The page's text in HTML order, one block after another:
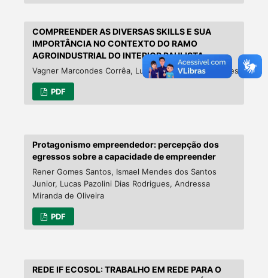
COMPREENDER AS DIVERSAS SKILLS E SUA
IMPORTÂNCIA NO CONTEXTO DO RAMO
AGROINDUSTRIAL DO INTERIOR PAULISTA
Vagner Marcondes Corrêa, Luiza Helena Giraud Borges
PDF
Protagonismo empreendedor: percepção dos
egressos sobre a capacidade de empreender
Rener Gomes Santos, Ismael Mendes dos Santos
Junior, Lucas Pazolini Dias Rodrigues, Andressa
Miranda de Oliveira
PDF
REDE IF ECOSOL: TRABALHO EM REDE PARA O